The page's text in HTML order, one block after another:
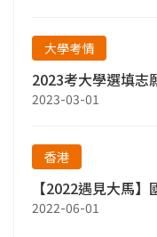
大學考情
2023考大學選填志
2023-03-01
香港
【2022遇見大馬
2022-06-01